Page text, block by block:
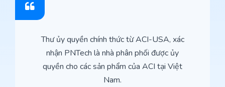
Thư ủy quyền chính thức từ ACI-USA, xác
nhận PNTech là nhà phân phối được ủy
quyền cho các sản phẩm của ACI tại Việt
Nam.